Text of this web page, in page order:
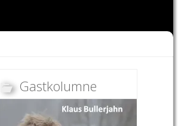
Gastkolumne